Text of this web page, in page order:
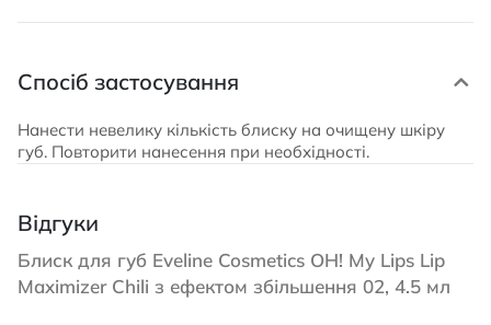
Спосіб застосування
Нанести невелику кількість блиску на очищену шкіру
губ. Повторити нанесення при необхідності.
Відгуки
Блиск для губ Eveline Cosmetics OH! My Lips Lip
Maximizer Chili з ефектом збільшення 02, 4.5 мл